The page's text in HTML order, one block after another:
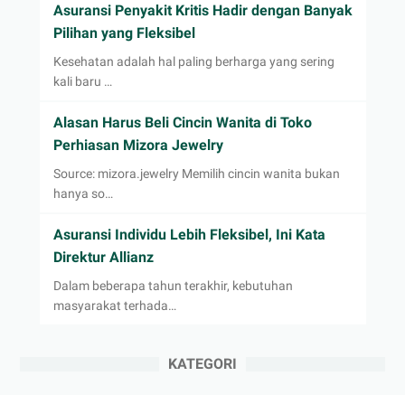
Asuransi Penyakit Kritis Hadir dengan Banyak
Pilihan yang Fleksibel
Kesehatan adalah hal paling berharga yang sering
kali baru …
Alasan Harus Beli Cincin Wanita di Toko
Perhiasan Mizora Jewelry
Source: mizora.jewelry Memilih cincin wanita bukan
hanya so…
Asuransi Individu Lebih Fleksibel, Ini Kata
Direktur Allianz
Dalam beberapa tahun terakhir, kebutuhan
masyarakat terhada…
KATEGORI